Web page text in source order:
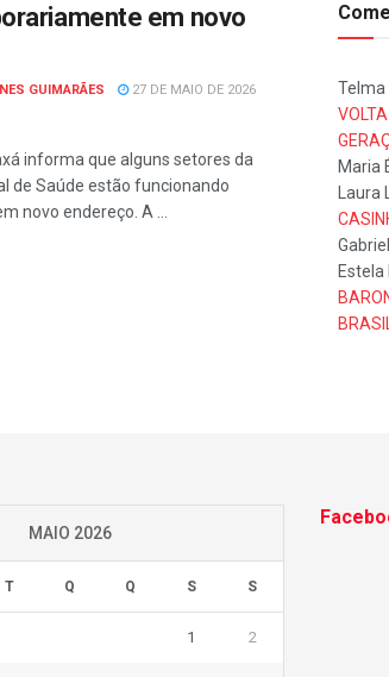
em novo
GUIMARÃES
27 DE MAIO DE 2026
informa que alguns setores da
de Saúde estão funcionando
novo endereço. A ...
Telma
Maria
Estela
MAIO 2026
T Q Q S S
1 2